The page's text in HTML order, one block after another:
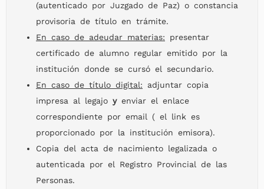
(autenticado por Juzgado de Paz) o constancia
provisoria de título en trámite.
En caso de adeudar materias: presentar
certificado de alumno regular emitido por la
institución donde se cursó el secundario.
En caso de título digital: adjuntar copia
impresa al legajo yenviar el enlace
correspondiente por email ( el link es
proporcionado por la institución emisora).
Copia del acta de nacimiento legalizada o
autenticada por el Registro Provincial de las
Personas.
Informática y Entornos Virtuales
Introducción al Ámbito Notarial
Escritos y Demandas
Poder Judicial: Organigrama y Funcionamiento